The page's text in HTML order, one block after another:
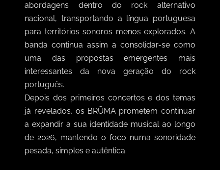
abordagens dentro do rock alternativo
nacional, transportando a língua portuguesa
para territórios sonoros menos explorados. A
banda continua assim a consolidar-se como
uma das propostas emergentes mais
interessantes da nova geração do rock
português.
Depois dos primeiros concertos e dos temas
já revelados, os BRŪMA prometem continuar
a expandir a sua identidade musical ao longo
de 2026, mantendo o foco numa sonoridade
pesada, simples e autêntica.